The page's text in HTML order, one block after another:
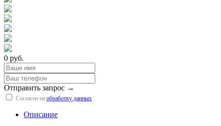
0 руб.
Отправить запрос →
Согласен на обработку данных
Описание